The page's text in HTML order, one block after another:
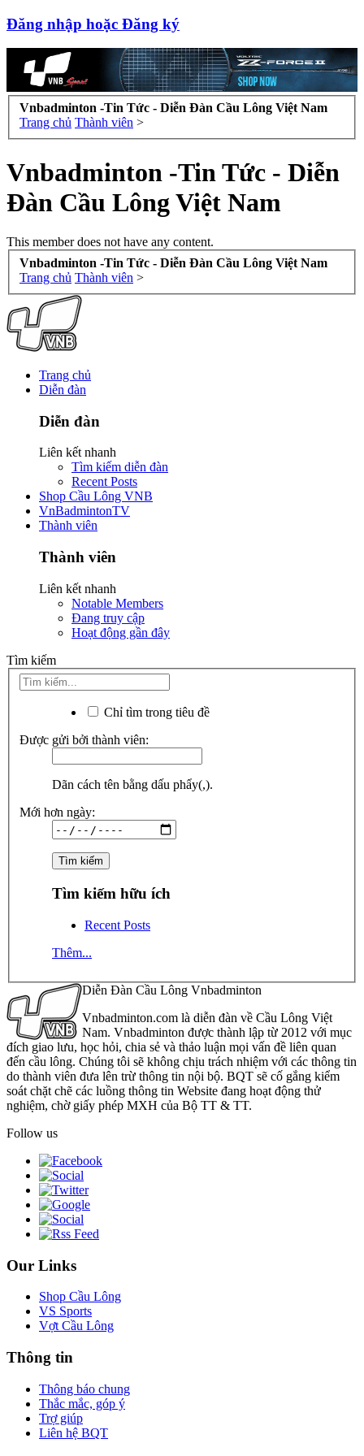
Đăng nhập hoặc Đăng ký
Vnbadminton -Tin Tức - Diễn Đàn Cầu Lông Việt Nam
Trang chủ Thành viên >
Vnbadminton -Tin Tức - Diễn
Đàn Cầu Lông Việt Nam
This member does not have any content.
Vnbadminton -Tin Tức - Diễn Đàn Cầu Lông Việt Nam
Trang chủ Thành viên >
Trang chủ
Diễn đàn
Diễn đàn
Liên kết nhanh
Tìm kiếm diễn đàn
Recent Posts
Shop Cầu Lông VNB
VnBadmintonTV
Thành viên
Thành viên
Liên kết nhanh
Notable Members
Đang truy cập
Hoạt động gần đây
Tìm kiếm
Chỉ tìm trong tiêu đề
Được gửi bởi thành viên:
Dãn cách tên bằng dấu phẩy(,).
Mới hơn ngày:
Tìm kiếm hữu ích
Recent Posts
Thêm...
Diễn Đàn Cầu Lông Vnbadminton
Vnbadminton.com là diễn đàn về Cầu Lông Việt
Nam. Vnbadminton được thành lập từ 2012 với mục
đích giao lưu, học hỏi, chia sẻ và thảo luận mọi vấn đề liên quan
đến cầu lông. Chúng tôi sẽ không chịu trách nhiệm với các thông tin
do thành viên đưa lên trừ thông tin nội bộ. BQT sẽ cố gắng kiểm
soát chặt chẽ các luồng thông tin Website đang hoạt động thử
nghiệm, chờ giấy phép MXH của Bộ TT & TT.
Follow us
Our Links
Shop Cầu Lông
VS Sports
Vợt Cầu Lông
Thông tin
Thông báo chung
Thắc mắc, góp ý
Trợ giúp
Liên hệ BQT